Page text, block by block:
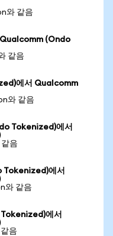
와 같음
(Ondo
같음
에서 Qualcomm
와 같음
Tokenized)에서
음
에서
와 같음
에서
음